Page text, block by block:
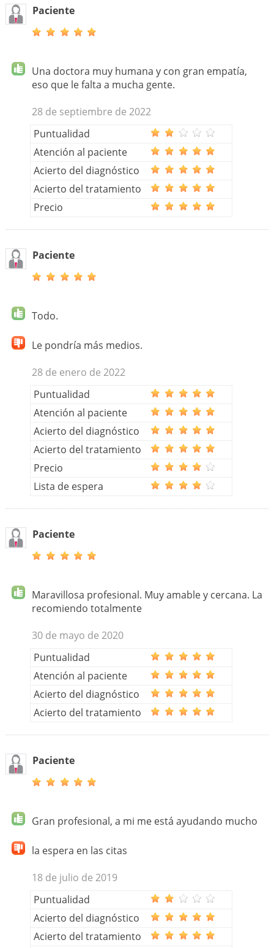
Paciente
Una doctora muy humana y con gran empatía,
eso que le falta a mucha gente.
28 de septiembre de 2022
Puntualidad
Atención al paciente
Acierto del diagnóstico
Acierto del tratamiento
Precio
Paciente
Todo.
Le pondría más medios.
28 de enero de 2022
Puntualidad
Atención al paciente
Acierto del diagnóstico
Acierto del tratamiento
Precio
Lista de espera
Paciente
Maravillosa profesional. Muy amable y cercana. La
recomiendo totalmente
30 de mayo de 2020
Puntualidad
Atención al paciente
Acierto del diagnóstico
Acierto del tratamiento
Paciente
Gran profesional, a mi me está ayudando mucho
la espera en las citas
18 de julio de 2019
Puntualidad
Acierto del diagnóstico
Acierto del tratamiento